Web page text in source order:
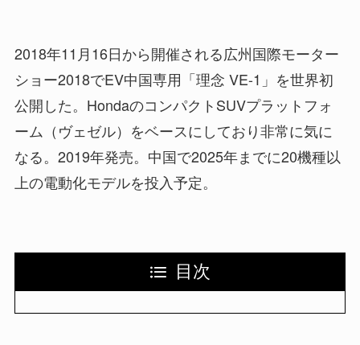
2018年11月16日から開催される広州国際モーター
ショー2018でEV中国専用「理念 VE-1」を世界初
公開した。HondaのコンパクトSUVプラットフォ
ーム（ヴェゼル）をベースにしており非常に気に
なる。2019年発売。中国で2025年までに20機種以
上の電動化モデルを投入予定。
目次